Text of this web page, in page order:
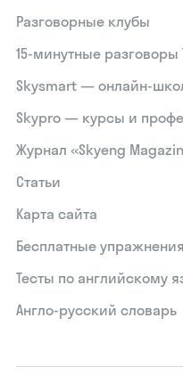
Разговорные клубы
15‑минутные разговоры
Skysmart — онлайн-
Skypro — курсы и
Журнал «Skyeng
Статьи
Карта сайта
Бесплатные упражнения
Тесты по английскому
Англо-русский словарь